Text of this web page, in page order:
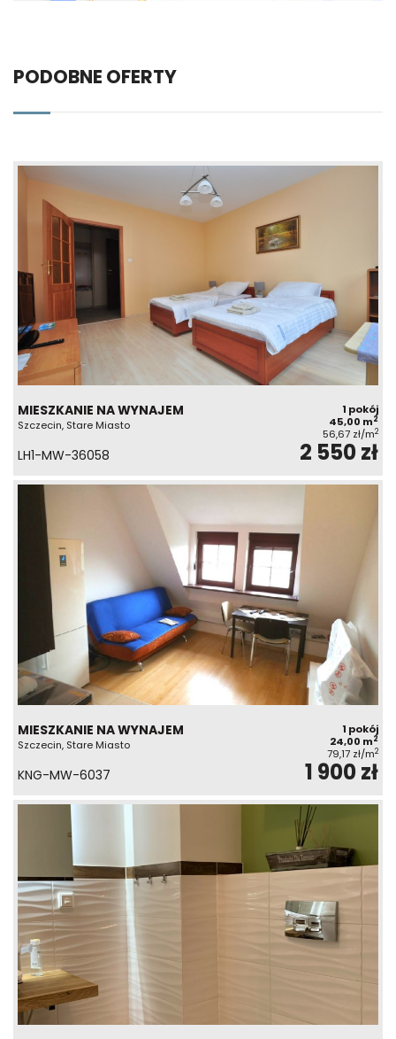
PODOBNE OFERTY
MIESZKANIE NA WYNAJEM
Szczecin, Stare Miasto
1 pokój
45,00 m2
56,67 zł/m2
LH1-MW-36058 2 550 zł
MIESZKANIE NA WYNAJEM
Szczecin, Stare Miasto
1 pokój
24,00 m2
79,17 zł/m2
KNG-MW-6037 1 900 zł